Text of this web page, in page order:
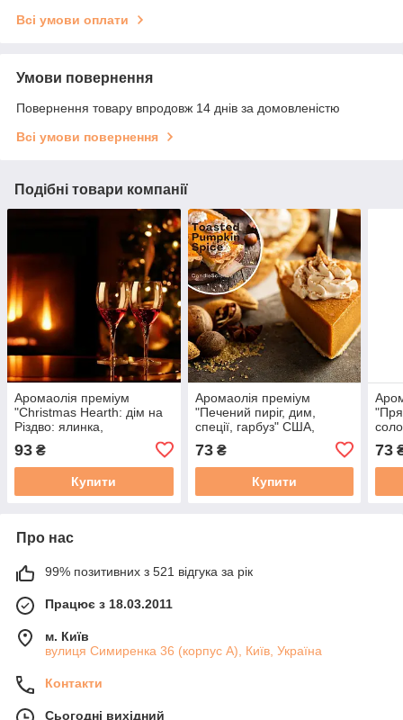
Всі умови оплати
Умови повернення
Повернення товару впродовж 14 днів за домовленістю
Всі умови повернення
Подібні товари компанії
Аромаолія преміум
"Christmas Hearth: дім на
Різдво: ялинка,
мандарини, камін, лікер",
США, 10 г - 100г,
"Christmas Hearth". CS
93 ₴
Купити
Аромаолія преміум
"Печений пиріг, дим,
спеції, гарбуз" США,
"Toasted Pumpkin Spice".
Candle Science. 10 г
73₴
Купити
100
73
Про нас
99% позитивних з 521 відгука за рік
Працює з 18.03.2011
м. Київ
вулиця Симиренка 36 (корпус А), Київ, Україна
Контакти
Сьогодні вихідний